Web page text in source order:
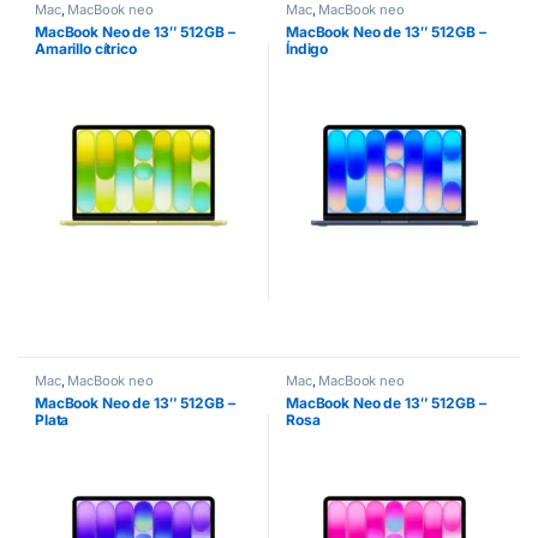
Mac, MacBook neo
MacBook Neo de 13″ 512GB –
Amarillo cítrico
Mac, MacBook neo
MacBook Neo de 13″ 512GB –
Índigo
Mac, MacBook neo
MacBook Neo de 13″ 512GB –
Plata
Mac, MacBook neo
MacBook Neo de 13″ 512GB –
Rosa